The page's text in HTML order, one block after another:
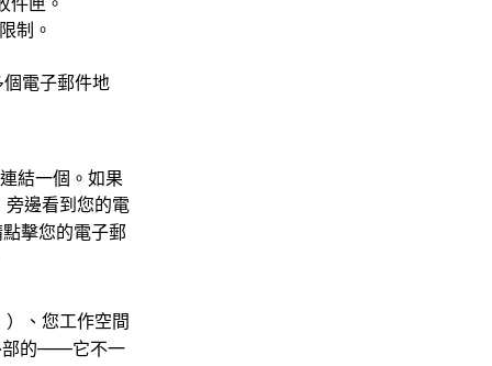
制。
電子郵件地
結一個。如果
旁邊看到您的電
擊您的電子郵
）、您工作空間
部的——它不一